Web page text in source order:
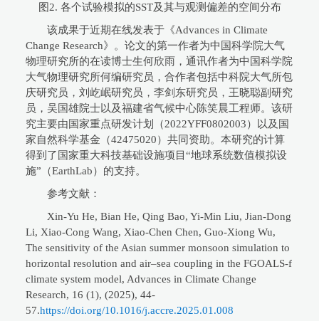
图2. 各个试验模拟的SST及其与观测偏差的空间分布
该成果于近期在线发表于《Advances in Climate
Change Research》。论文的第一作者为中国科学院大气
物理研究所的在读博士生何欣雨，通讯作者为中国科学院
大气物理研究所何编研究员，合作者包括中科院大气所包
庆研究员，刘屹岷研究员，李剑东研究员，王晓聪副研究
员，吴国雄院士以及福建省气候中心陈笑晨工程师。该研
究主要由国家重点研发计划（2022YFF0802003）以及国
家自然科学基金（42475020）共同资助。本研究的计算
得到了国家重大科技基础设施项目“地球系统数值模拟设
施”（EarthLab）的支持。
参考文献：
Xin-Yu He, Bian He, Qing Bao, Yi-Min Liu, Jian-Dong
Li, Xiao-Cong Wang, Xiao-Chen Chen, Guo-Xiong Wu,
The sensitivity of the Asian summer monsoon simulation to
horizontal resolution and air‒sea coupling in the FGOALS-f
climate system model, Advances in Climate Change
Research, 16 (1), (2025), 44-
57.https://doi.org/10.1016/j.accre.2025.01.008